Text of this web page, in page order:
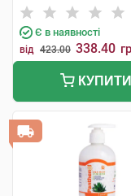
Є в наявності
від 423.00 338.40
КУПИТИ